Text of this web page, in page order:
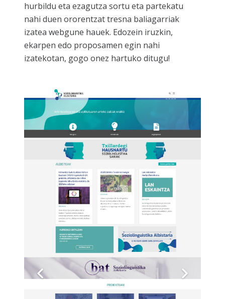
hurbildu eta ezagutza sortu eta partekatu
nahi duen ororentzat tresna baliagarriak
izatea webgune hauek. Edozein iruzkin,
ekarpen edo proposamen egin nahi
izatekotan, gogo onez hartuko ditugu!